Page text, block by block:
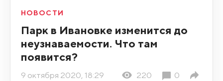
НОВОСТИ
Парк в Ивановке изменится до
неузнаваемости. Что там
появится?
9 октября 2020, 18:29 220 0